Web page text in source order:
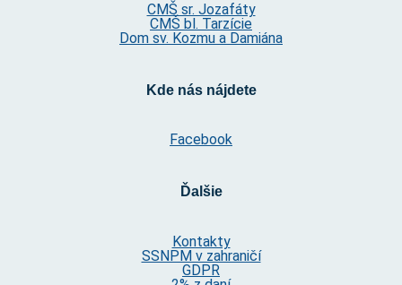
CMŠ sr. Jozafáty
CMŠ bl. Tarzície
Dom sv. Kozmu a Damiána
Kde nás nájdete
Facebook
Ďalšie
Kontakty
SSNPM v zahraničí
GDPR